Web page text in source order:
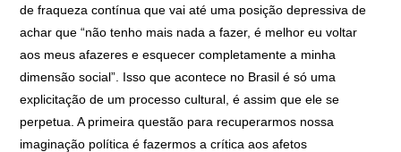
de fraqueza contínua que vai até uma posição depressiva de
achar que “não tenho mais nada a fazer, é melhor eu voltar
aos meus afazeres e esquecer completamente a minha
dimensão social”. Isso que acontece no Brasil é só uma
explicitação de um processo cultural, é assim que ele se
perpetua. A primeira questão para recuperarmos nossa
imaginação política é fazermos a crítica aos afetos